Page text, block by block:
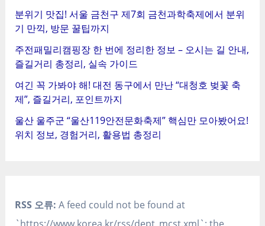
분위기 맛집! 서울 금천구 제7회 금천과학축제에서 분위
기 만끽, 방문 꿀팁까지
주전패밀리캠핑장 한 번에 정리한 정보 – 오시는 길 안내,
즐길거리 총정리, 실속 가이드
여긴 꼭 가봐야 해! 대전 동구에서 만난 “대청호 벚꽃 축
제”, 즐길거리, 포인트까지
울산 울주군 “울산119안전문화축제” 핵심만 모아봤어요!
위치 정보, 경험거리, 활용법 총정리
RSS 오류: A feed could not be found at
`https://www.korea.kr/rss/dept_mcst.xml`; the